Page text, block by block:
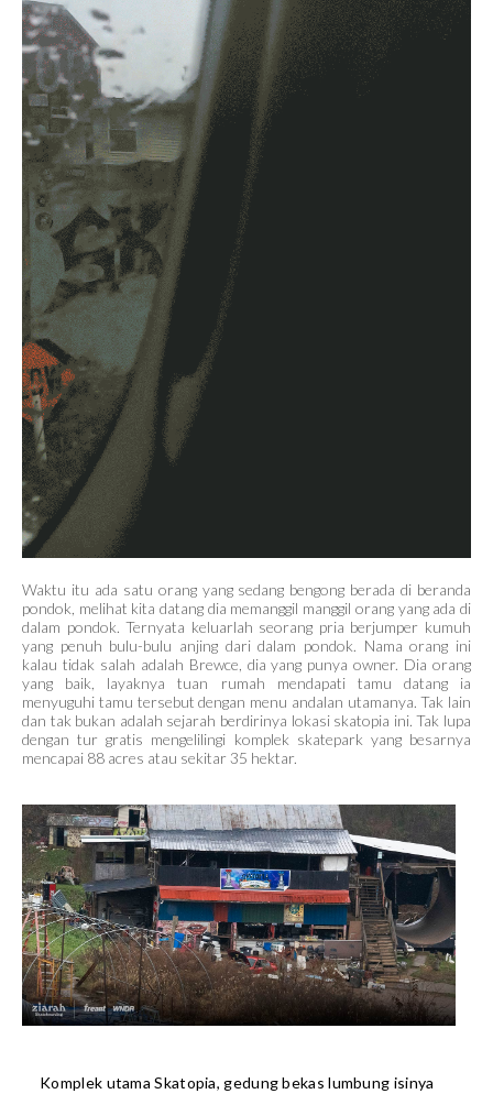
Waktu itu ada satu orang yang sedang bengong berada di beranda
pondok, melihat kita datang dia memanggil manggil orang yang ada di
dalam pondok. Ternyata keluarlah seorang pria berjumper kumuh
yang penuh bulu-bulu anjing dari dalam pondok. Nama orang ini
kalau tidak salah adalah Brewce, dia yang punya owner. Dia orang
yang baik, layaknya tuan rumah mendapati tamu datang ia
menyuguhi tamu tersebut dengan menu andalan utamanya. Tak lain
dan tak bukan adalah sejarah berdirinya lokasi skatopia ini. Tak lupa
dengan tur gratis mengelilingi komplek skatepark yang besarnya
mencapai 88 acres atau sekitar 35 hektar.
Komplek utama Skatopia, gedung bekas lumbung isinya